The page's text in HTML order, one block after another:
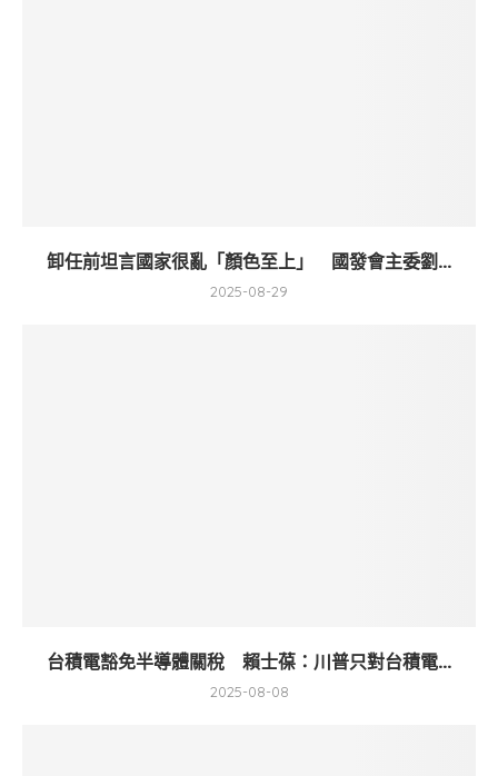
卸任前坦言國家很亂「顏色至上」 國發會主委劉...
2025-08-29
台積電豁免半導體關稅 賴士葆：川普只對台積電...
2025-08-08